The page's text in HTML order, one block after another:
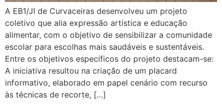
A EB1/JI de Curvaceiras desenvolveu um projeto
coletivo que alia expressão artística e educação
alimentar, com o objetivo de sensibilizar a comunidade
escolar para escolhas mais saudáveis e sustentáveis.
Entre os objetivos específicos do projeto destacam-se:
A iniciativa resultou na criação de um placard
informativo, elaborado em papel cenário com recurso
às técnicas de recorte, […]